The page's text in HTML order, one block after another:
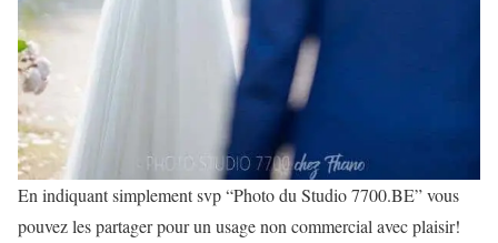
En indiquant simplement svp “Photo du Studio 7700.BE” vous
pouvez les partager pour un usage non commercial avec plaisir!